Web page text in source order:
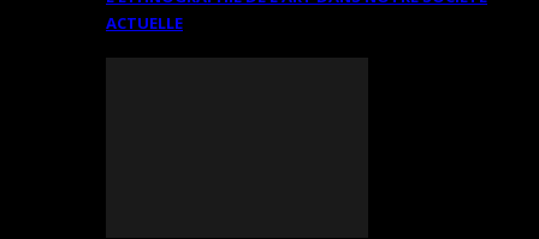
ACTUELLE